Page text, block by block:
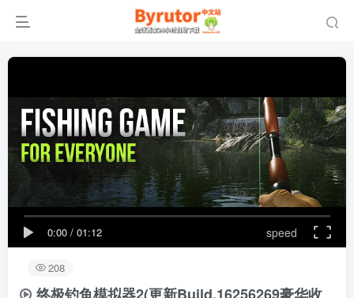
0:00 / 01:12 speed
208
终极钓鱼模拟器2(更新Build.16256269豪华收